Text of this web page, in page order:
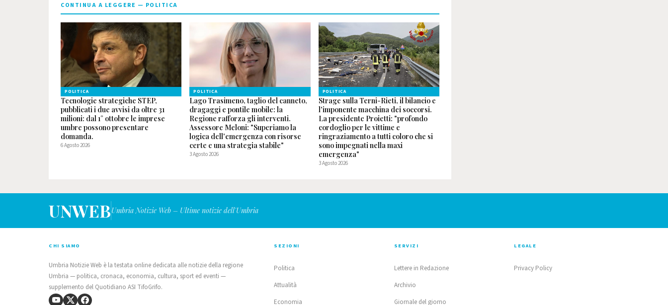
CONTINUA A LEGGERE — POLITICA
POLITICA
Tecnologie strategiche STEP,
pubblicati i due avvisi da oltre 31
milioni: dal 1° ottobre le imprese
umbre possono presentare
domanda.
6 Agosto 2026
POLITICA
Lago Trasimeno, taglio del canneto,
dragaggi e pontile mobile: la
Regione rafforza gli interventi.
Assessore Meloni: "Superiamo la
logica dell'emergenza con risorse
certe e una strategia stabile"
3 Agosto 2026
POLITICA
Strage sulla Terni-Rieti, il bilancio e
l'imponente macchina dei soccorsi.
La presidente Proietti: "profondo
cordoglio per le vittime e
ringraziamento a tutti coloro che si
sono impegnati nella maxi
emergenza"
3 Agosto 2026
UNWEBUmbria Notizie Web – Ultime notizie dell'Umbria
CHI SIAMO
Umbria Notizie Web è la testata online dedicata alle notizie della regione
Umbria — politica, cronaca, economia, cultura, sport ed eventi —
supplemento del Quotidiano ASI TifoGrifo.
SEZIONI
Politica
Attualità
Economia
SERVIZI
Lettere in Redazione
Archivio
Giornale del giorno
LEGALE
Privacy Policy